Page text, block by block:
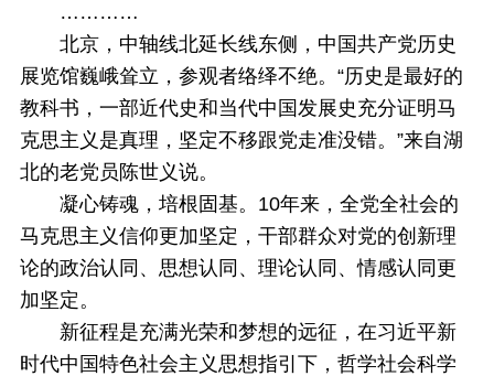
…………
北京，中轴线北延长线东侧，中国共产党历史
展览馆巍峨耸立，参观者络绎不绝。“历史是最好的
教科书，一部近代史和当代中国发展史充分证明马
克思主义是真理，坚定不移跟党走准没错。”来自湖
北的老党员陈世义说。
凝心铸魂，培根固基。10年来，全党全社会的
马克思主义信仰更加坚定，干部群众对党的创新理
论的政治认同、思想认同、理论认同、情感认同更
加坚定。
新征程是充满光荣和梦想的远征，在习近平新
时代中国特色社会主义思想指引下，哲学社会科学